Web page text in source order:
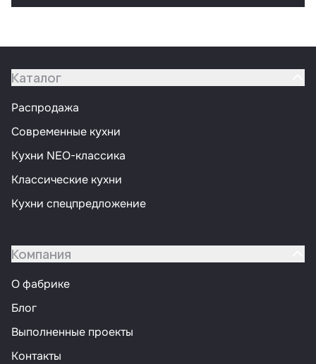
Каталог
Распродажа
Современные кухни
Кухни NEO-классика
Классические кухни
Кухни спецпредложение
Компания
О фабрике
Блог
Выполненные проекты
Контакты